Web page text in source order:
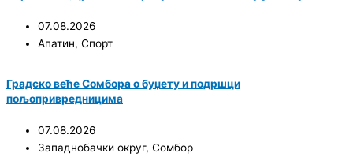
07.08.2026
Апатин, Спорт
Градско веће Сомбора о буџету и подршци
пољопривредницима
07.08.2026
Западнобачки округ, Сомбор